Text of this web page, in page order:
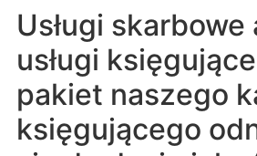
Usługi skarbowe
usługi
pakiet naszego
księgującego